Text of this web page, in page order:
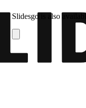
Slidesgo is also